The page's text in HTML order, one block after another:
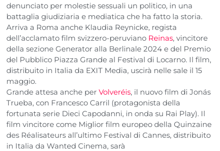
denunciato per molestie sessuali un politico, in una
battaglia giudiziaria e mediatica che ha fatto la storia.
Arriva a Roma anche Klaudia Reynicke, regista
dell’acclamato film svizzero-peruviano Reinas, vincitore
della sezione Generator alla Berlinale 2024 e del Premio
del Pubblico Piazza Grande al Festival di Locarno. Il film,
distribuito in Italia da EXIT Media, uscirà nelle sale il 15
maggio.
Grande attesa anche perVolveréis, il nuovo film di Jonás
Trueba, con Francesco Carril (protagonista della
fortunata serie Dieci Capodanni, in onda su Rai Play). Il
film vincitore come Miglior film europeo della Quinzaine
des Réalisateurs all’ultimo Festival di Cannes, distribuito
in Italia da Wanted Cinema, sarà